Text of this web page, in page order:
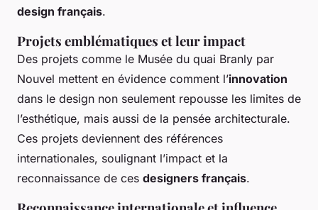
design français.
Projets emblématiques et leur impact
Des projets comme le Musée du quai Branly par
Nouvel mettent en évidence comment l’innovation
dans le design non seulement repousse les limites de
l’esthétique, mais aussi de la pensée architecturale.
Ces projets deviennent des références
internationales, soulignant l’impact et la
reconnaissance de ces designers français.